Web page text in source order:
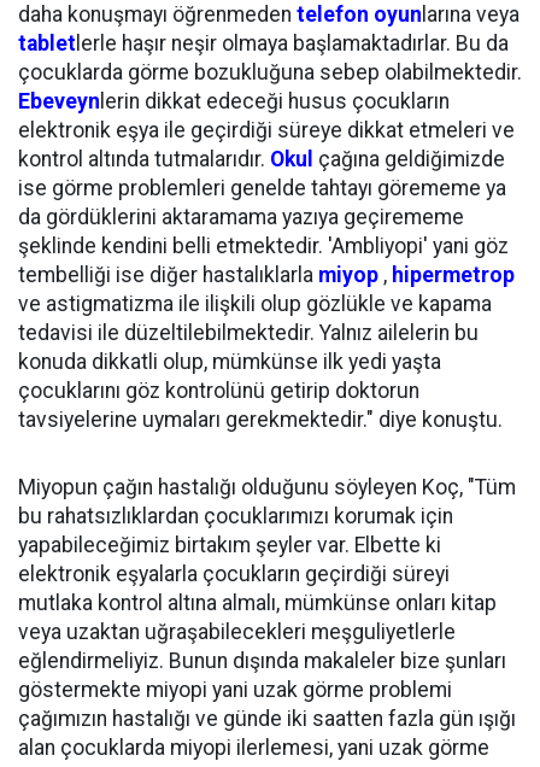
daha konuşmayı öğrenmeden telefon oyun larına veya
tablet lerle haşır neşir olmaya başlamaktadırlar. Bu da
çocuklarda görme bozukluğuna sebep olabilmektedir.
Ebeveyn lerin dikkat edeceği husus çocukların
elektronik eşya ile geçirdiği süreye dikkat etmeleri ve
kontrol altında tutmalarıdır. Okul çağına geldiğimizde
ise görme problemleri genelde tahtayı görememe ya
da gördüklerini aktaramama yazıya geçirememe
şeklinde kendini belli etmektedir. 'Ambliyopi' yani göz
tembelliği ise diğer hastalıklarla miyop , hipermetrop
ve astigmatizma ile ilişkili olup gözlükle ve kapama
tedavisi ile düzeltilebilmektedir. Yalnız ailelerin bu
konuda dikkatli olup, mümkünse ilk yedi yaşta
çocuklarını göz kontrolünü getirip doktorun
tavsiyelerine uymaları gerekmektedir." diye konuştu.
Miyopun çağın hastalığı olduğunu söyleyen Koç, "Tüm
bu rahatsızlıklardan çocuklarımızı korumak için
yapabileceğimiz birtakım şeyler var. Elbette ki
elektronik eşyalarla çocukların geçirdiği süreyi
mutlaka kontrol altına almalı, mümkünse onları kitap
veya uzaktan uğraşabilecekleri meşguliyetlerle
eğlendirmeliyiz. Bunun dışında makaleler bize şunları
göstermekte miyopi yani uzak görme problemi
çağımızın hastalığı ve günde iki saatten fazla gün ışığı
alan çocuklarda miyopi ilerlemesi, yani uzak görme